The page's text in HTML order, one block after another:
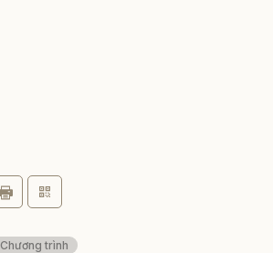
Chương trình